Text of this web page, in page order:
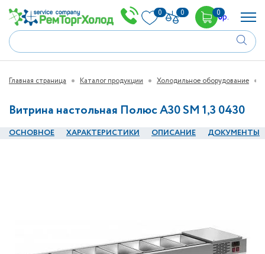
0 0 00р.
Главная страница Каталог продукции Холодильное оборудование
Витрина настольная Полюс А30 SM 1,3 0430
ОСНОВНОЕ ХАРАКТЕРИСТИКИ ОПИСАНИЕ ДОКУМЕНТЫ